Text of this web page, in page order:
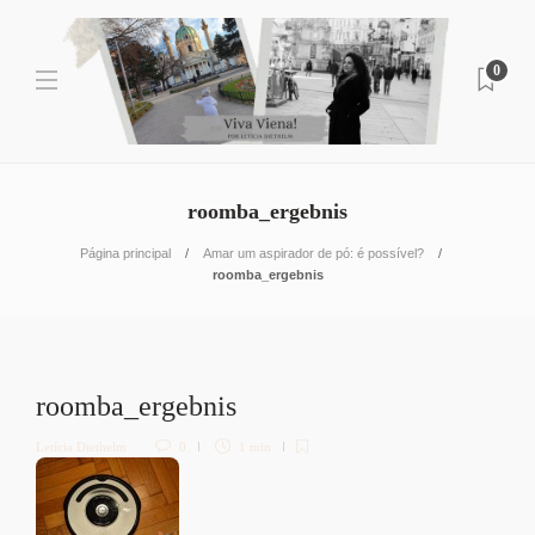
0
roomba_ergebnis
Página principal
Amar um aspirador de pó: é possível?
roomba_ergebnis
roomba_ergebnis
Letícia Diethelm 0 1 min